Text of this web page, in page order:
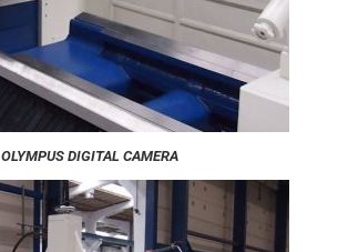
OLYMPUS DIGITAL CAMERA